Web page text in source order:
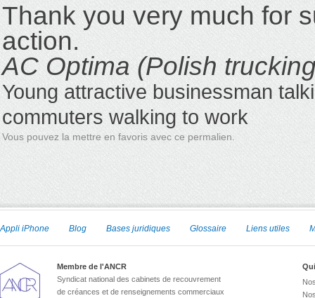
Thank you very much for
action.
AC Optima (Polish
Young attractive businessman
commuters walking to work
Vous pouvez la mettre en favoris avec ce permalien
Appli iPhone Blog Bases juridiques Glossaire Liens utiles
Membre de l'ANCR
Syndicat national des cabinets de recouvrement
de créances et de renseignements commerciaux